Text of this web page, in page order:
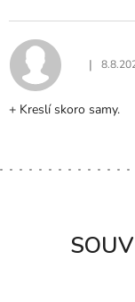
|
+ Kreslí skoro samy.